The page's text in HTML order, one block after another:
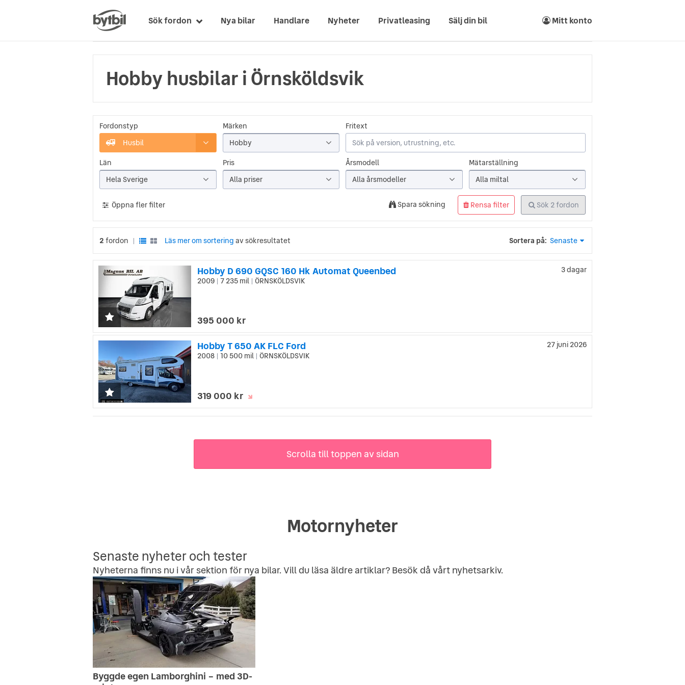
Sök fordon Nya bilar Handlare Nyheter Privatleasing Sälj din bil Mitt konto
Hobby husbilar i Örnsköldsvik
Fordonstyp
Husbil
Märken
Hobby
Fritext
Län
Hela Sverige
Pris
Alla priser
Årsmodell
Alla årsmodeller
Mätarställning
Alla miltal
Öppna fler filter Spara sökning Rensa filter Sök 2fordon
2 fordon Läs mer om sortering av sökresultatet Sortera på: Senaste
Hobby D 690 GQSC 160 Hk Automat Queenbed
2009 7 235 mil ÖRNSKÖLDSVIK
3 dagar
395 000 kr
Hobby T 650 AK FLC Ford
2008 10 500 mil ÖRNSKÖLDSVIK
27 juni 2026
319 000 kr
Scrolla till toppen av sidan
Motornyheter
Senaste nyheter och tester
Nyheterna finns nu i vår sektion för nya bilar. Vill du läsa äldre artiklar? Besök då vårtnyhetsarkiv.
Byggde egen Lamborghini – med 3D-